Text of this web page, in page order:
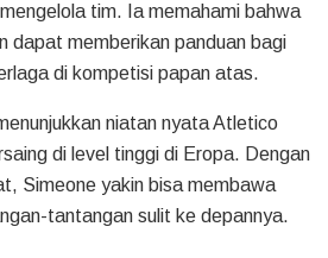
tim. Ia memahami bahwa
dapat memberikan panduan bagi
di kompetisi papan atas.
niatan nyata Atletico
di level tinggi di Eropa. Dengan
Simeone yakin bisa membawa
tantangan sulit ke depannya.